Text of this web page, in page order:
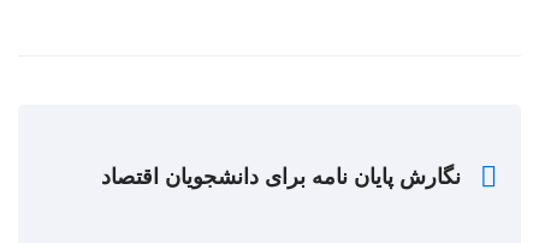
نگارش پایان نامه برای دانشجویان اقتصاد